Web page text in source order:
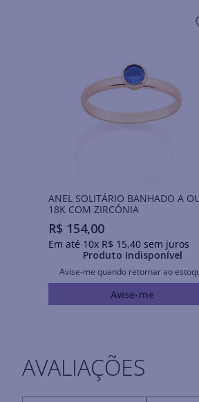
ANEL SOLITÁRIO BANHADO A
18K COM ZIRCÔNIA
R$ 154,00
Em até 10x R$ 15,40sem juros
Produto Indisponível
Avise-me quando retornar ao
Avise-me
AVALIAÇÕES